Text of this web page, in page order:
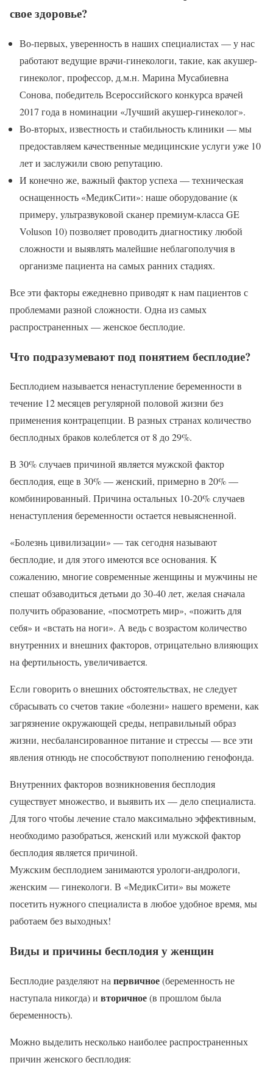
свое здоровье?
Во-первых, уверенность в наших специалистах — у нас
работают ведущие врачи-гинекологи, такие, как акушер-
гинеколог, профессор, д.м.н. Марина Мусабиевна
Сонова, победитель Всероссийского конкурса врачей
2017 года в номинации «Лучший акушер-гинеколог».
Во-вторых, известность и стабильность клиники — мы
предоставляем качественные медицинские услуги уже 10
лет и заслужили свою репутацию.
И конечно же, важный фактор успеха — техническая
оснащенность «МедикСити»: наше оборудование (к
примеру, ультразвуковой сканер премиум-класса GE
Voluson 10) позволяет проводить диагностику любой
сложности и выявлять малейшие неблагополучия в
организме пациента на самых ранних стадиях.
Все эти факторы ежедневно приводят к нам пациентов с
проблемами разной сложности. Одна из самых
распространенных — женское бесплодие.
Что подразумевают под понятием бесплодие?
Бесплодием называется ненаступление беременности в
течение 12 месяцев регулярной половой жизни без
применения контрацепции. В разных странах количество
бесплодных браков колеблется от 8 до 29%.
В 30% случаев причиной является мужской фактор
бесплодия, еще в 30% — женский, примерно в 20% —
комбинированный. Причина остальных 10-20% случаев
ненаступления беременности остается невыясненной.
«Болезнь цивилизации» — так сегодня называют
бесплодие, и для этого имеются все основания. К
сожалению, многие современные женщины и мужчины не
спешат обзаводиться детьми до 30-40 лет, желая сначала
получить образование, «посмотреть мир», «пожить для
себя» и «встать на ноги». А ведь с возрастом количество
внутренних и внешних факторов, отрицательно влияющих
на фертильность, увеличивается.
Если говорить о внешних обстоятельствах, не следует
сбрасывать со счетов такие «болезни» нашего времени, как
загрязнение окружающей среды, неправильный образ
жизни, несбалансированное питание и стрессы — все эти
явления отнюдь не способствуют пополнению генофонда.
Внутренних факторов возникновения бесплодия
существует множество, и выявить их — дело специалиста.
Для того чтобы лечение стало максимально эффективным,
необходимо разобраться, женский или мужской фактор
бесплодия является причиной.
Мужским бесплодием занимаются урологи-андрологи,
женским — гинекологи. В «МедикСити» вы можете
посетить нужного специалиста в любое удобное время, мы
работаем без выходных!
Виды и причины бесплодия у женщин
Бесплодие разделяют на первичное(беременность не
наступала никогда) и вторичное(в прошлом была
беременность).
Можно выделить несколько наиболее распространенных
причин женского бесплодия: